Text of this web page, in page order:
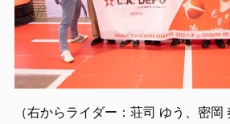
（右からライダー：荘司 ゆう、密